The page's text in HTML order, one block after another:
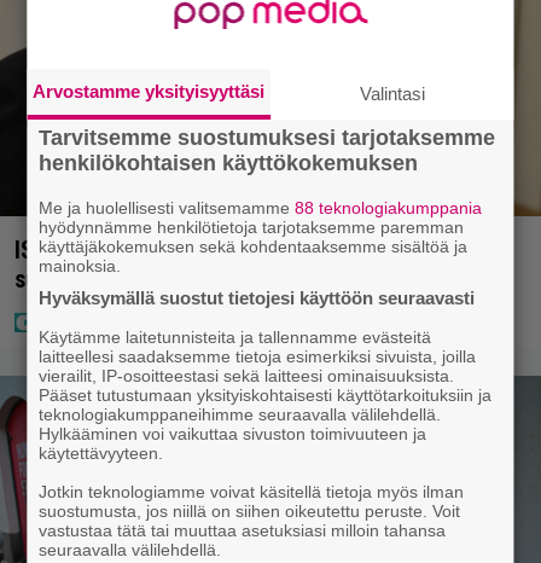
IS: Hjalliksen ja Jasminen häissä suomalainen
supertähti
Arvostamme yksityisyyttäsi Valintasi
Tarvitsemme suostumuksesi tarjotaksemme
henkilökohtaisen käyttökokemuksen
Me ja huolellisesti valitsemamme88 teknologiakumppania
hyödynnämme henkilötietoja tarjotaksemme paremman
käyttäjäkokemuksen sekä kohdentaaksemme sisältöä ja
mainoksia.
Hyväksymällä suostut tietojesi käyttöön seuraavasti
Käytämme laitetunnisteita ja tallennamme evästeitä
laitteellesi saadaksemme tietoja esimerkiksi sivuista, joilla
vierailit, IP-osoitteestasi sekä laitteesi ominaisuuksista.
Pääset tutustumaan yksityiskohtaisesti käyttötarkoituksiin ja
teknologiakumppaneihimme seuraavalla välilehdellä.
Hylkääminen voi vaikuttaa sivuston toimivuuteen ja
käytettävyyteen.
Jotkin teknologiamme voivat käsitellä tietoja myös ilman
suostumusta, jos niillä on siihen oikeutettu peruste. Voit
vastustaa tätä tai muuttaa asetuksiasi milloin tahansa
seuraavalla välilehdellä.